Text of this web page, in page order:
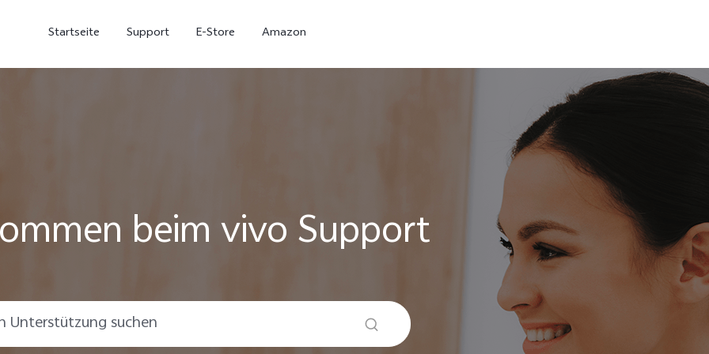
Startseite Support E-Store Amazon
beim vivo Support